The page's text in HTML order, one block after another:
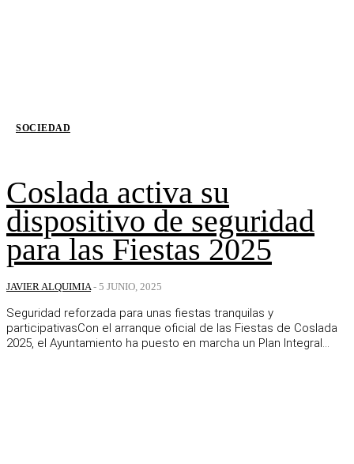
SOCIEDAD
Coslada activa su
dispositivo de seguridad
para las Fiestas 2025
JAVIER ALQUIMIA - 5 JUNIO, 2025
Seguridad reforzada para unas fiestas tranquilas y
participativasCon el arranque oficial de las Fiestas de Coslada
2025, el Ayuntamiento ha puesto en marcha un Plan Integral...